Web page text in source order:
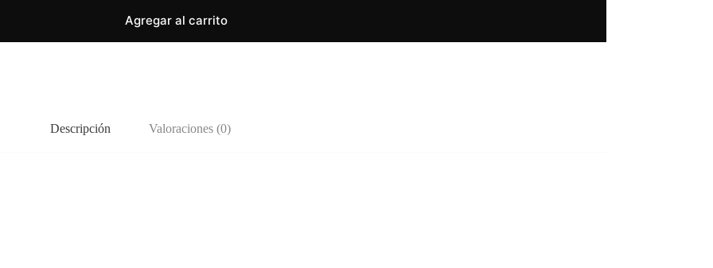
Agregar al carrito
Descripción Valoraciones (0)